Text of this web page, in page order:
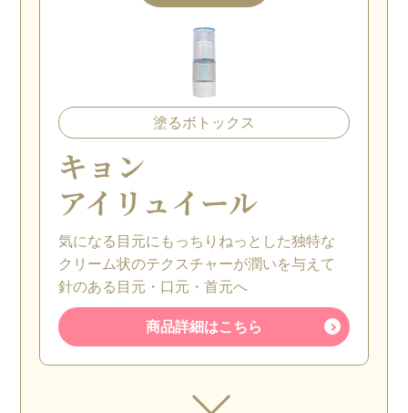
塗るボトックス
キョン
アイリュイール
気になる目元にもっちりねっとした独特な
クリーム状のテクスチャーが潤いを与えて
針のある目元・口元・首元へ
商品詳細はこちら